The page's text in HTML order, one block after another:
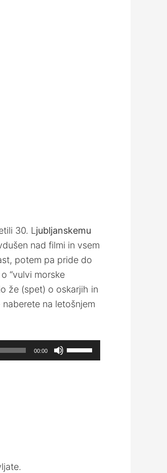
30. L jubljanskemu
nad filmi in vsem
potem pa pride do
“vulvi morske
že (spet) o oskarjih in
na letošnjem
00:00
Use
Up/Down